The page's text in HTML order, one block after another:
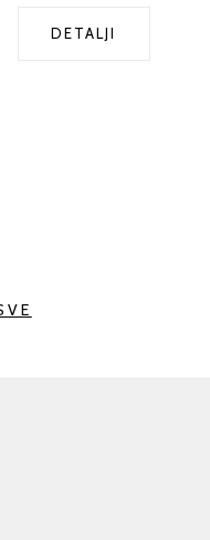
DETALJI